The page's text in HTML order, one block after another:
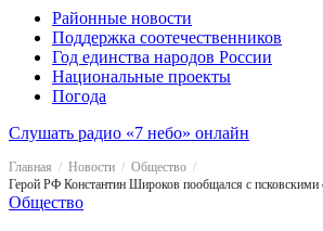
Районные новости
Поддержка соотечественников
Год единства народов России
Национальные проекты
Погода
Слушать радио «7 небо» онлайн
Главная Новости
Общество
Общество